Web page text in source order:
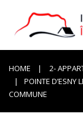
HOME
2-
POINTE D’ESNY
COMMUNE